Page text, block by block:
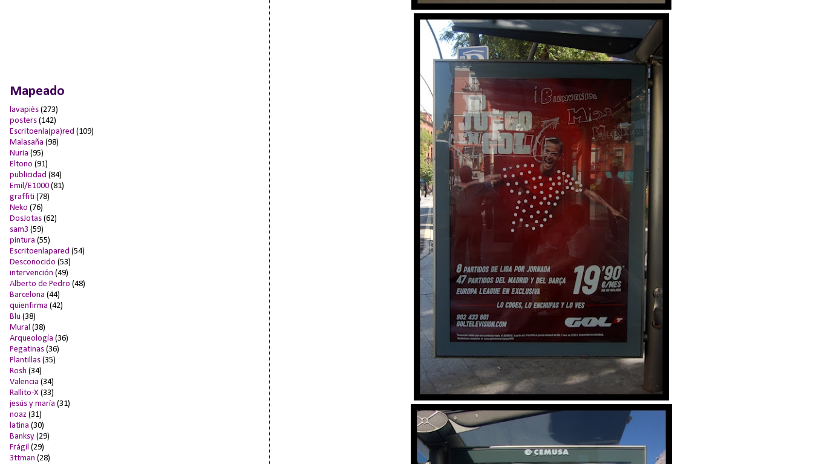
Mapeado
lavapiés (273)
posters (142)
Escritoenla(pa)red (109)
Malasaña (98)
Nuria (95)
Eltono (91)
publicidad (84)
Emil/E1000 (81)
graffiti (78)
Neko (76)
DosJotas (62)
sam3 (59)
pintura (55)
Escritoenlapared (54)
Desconocido (53)
intervención (49)
Alberto de Pedro (48)
Barcelona (44)
quienfirma (42)
Blu (38)
Mural (38)
Arqueología (36)
Pegatinas (36)
Plantillas (35)
Rosh (34)
Valencia (34)
Rallito-X (33)
jesús y maría (31)
noaz (31)
latina (30)
Banksy (29)
Frágil (29)
3ttman (28)